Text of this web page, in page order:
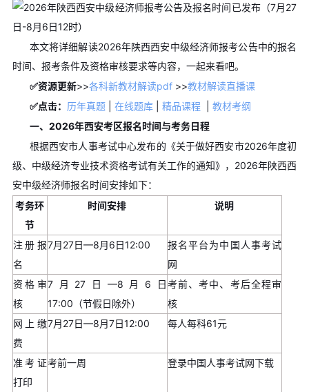
本文将详细解读2026年陕西西安中级经济师报考公告中的报名
时间、报考条件及资格审核要求等内容，一起来看吧。
✅资源更新>>各科新教材解读pdf>>教材解读直播课
✅点击： 历年真题| 在线题库| 精品课程| 教材考纲
一、2026年西安考区报名时间与考务日程
根据西安市人事考试中心发布的《关于做好西安市2026年度初
级、中级经济专业技术资格考试有关工作的通知》，2026年陕西西
安中级经济师报名时间安排如下：
考务环
节
时间安排 说明
注册报
名
7月27日—8月6日12:00
报名平台为中国人事考试
网
资格审
核
7月27日—8月6日
17:00（节假日除外）
考前、考中、考后全程审
核
网上缴
费
7月27日—8月7日12:00 每人每科61元
准考证
打印
考前一周 登录中国人事考试网下载